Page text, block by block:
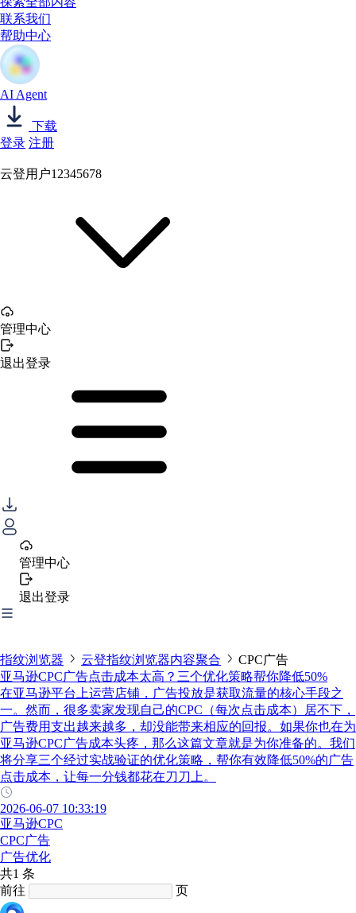
联系我们
帮助中心
AI Agent
下载
登录 注册
云登用户12345678
管理中心
退出登录
管理中心
退出登录
指纹浏览器 云登指纹浏览器内容聚合
CPC广告
亚马逊CPC广告点击成本太高？三个优化策略帮你降低50%
在亚马逊平台上运营店铺，广告投放是获取流量的核心手段之
一。然而，很多卖家发现自己的CPC（每次点击成本）居不下，
广告费用支出越来越多，却没能带来相应的回报。如果你也在为
亚马逊CPC广告成本头疼，那么这篇文章就是为你准备的。我们
将分享三个经过实战验证的优化策略，帮你有效降低50%的广告
点击成本，让每一分钱都花在刀刀上。
2026-06-07 10:33:19
亚马逊CPC
CPC广告
广告优化
共1 条
前往
页